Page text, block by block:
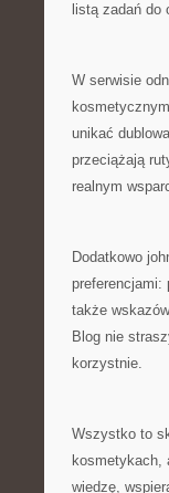
listą zadań do
W serwisie
unikać
przeciążają
realnym
Dodatkowo
preferencjami:
także
Blog nie
korzystnie.
Wszystko to
kosmetykach,
wiedzę,